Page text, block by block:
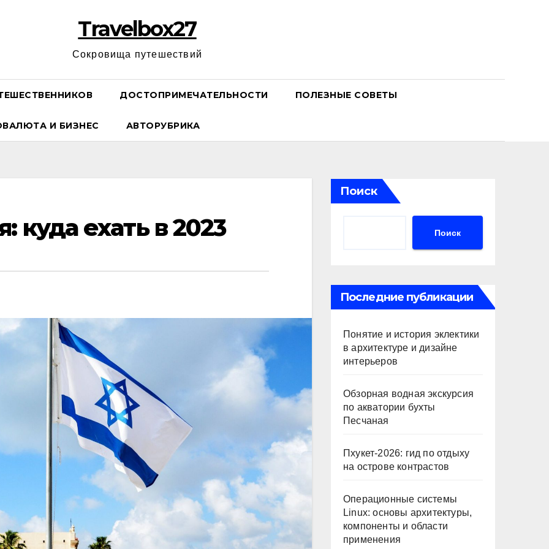
Travelbox27
Сокровища путешествий
ДОСТОПРИМЕЧАТЕЛЬНОСТИ ПОЛЕЗНЫЕ СОВЕТЫ
И БИЗНЕС АВТОРУБРИКА
куда ехать в 2023
Поиск
Поиск
Последние публикации
Понятие и история эклектики
в архитектуре и дизайне
интерьеров
Обзорная водная экскурсия
по акватории бухты
Песчаная
Пхукет-2026: гид по отдыху
на острове контрастов
Операционные системы
Linux: основы архитектуры,
компоненты и области
применения